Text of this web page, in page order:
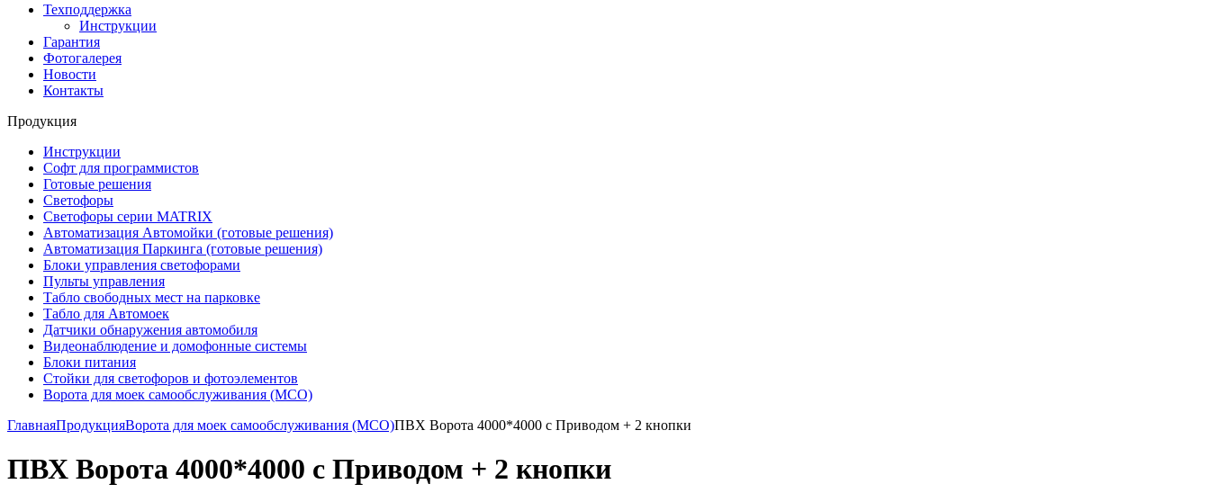
Техподдержка
Инструкции
Гарантия
Фотогалерея
Новости
Контакты
Продукция
Инструкции
Софт для программистов
Готовые решения
Светофоры
Светофоры серии MATRIX
Автоматизация Автомойки (готовые решения)
Автоматизация Паркинга (готовые решения)
Блоки управления светофорами
Пульты управления
Табло свободных мест на парковке
Табло для Автомоек
Датчики обнаружения автомобиля
Видеонаблюдение и домофонные системы
Блоки питания
Стойки для светофоров и фотоэлементов
Ворота для моек самообслуживания (МСО)
ГлавнаяПродукцияВорота для моек самообслуживания (МСО)ПВХ Ворота 4000*4000 с Приводом + 2 кнопки
ПВХ Ворота 4000*4000 с Приводом + 2 кнопки